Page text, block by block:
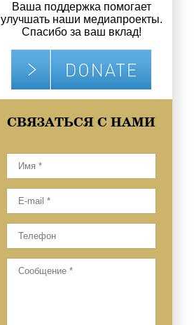
Ваша поддержка помогает
улучшать наши медиапроекты.
Спасибо за ваш вклад!
СВЯЗАТЬСЯ С НАМИ